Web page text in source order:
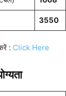
3550
: Click Here